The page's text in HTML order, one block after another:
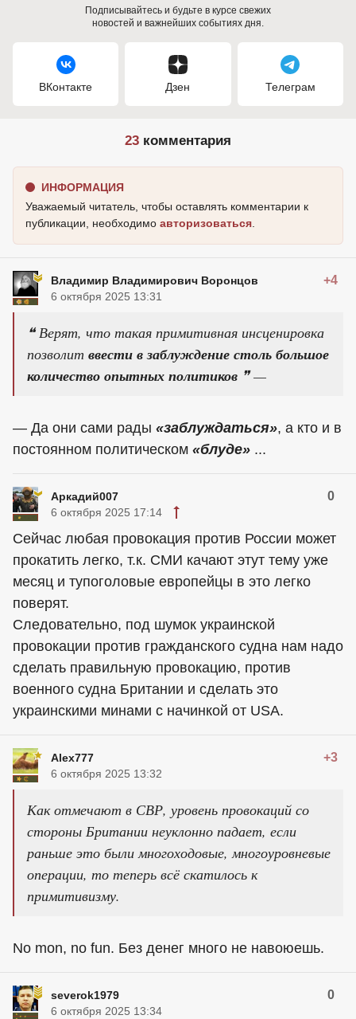
Подписывайтесь и будьте в курсе свежих
новостей и важнейших событиях дня.
ВКонтакте Дзен Телеграм
23 комментария
ИНФОРМАЦИЯ
Уважаемый читатель, чтобы оставлять комментарии к
публикации, необходимо авторизоваться
Владимир Владимирович Воронцов +4
6 октября 2025 13:31
❝ Верят, что такая примитивная инсценировка
позволит ввести в заблуждение столь большое
количество опытных политиков ❞ —
— Да они сами рады «заблуждаться», а кто и в
постоянном политическом «блуде» ...
Аркадий007 0
6 октября 2025 17:14
Сейчас любая провокация против России может
прокатить легко, т.к. СМИ качают этут тему уже
месяц и тупоголовые европейцы в это легко
поверят.
Следовательно, под шумок украинской
провокации против гражданского судна нам надо
сделать правильную провокацию, против
военного судна Британии и сделать это
украинскими минами с начинкой от USA.
Alex777 +3
6 октября 2025 13:32
Как отмечают в СВР, уровень провокаций со
стороны Британии неуклонно падает, если
раньше это были многоходовые, многоуровневые
операции, то теперь всё скатилось к
примитивизму.
No mon, no fun. Без денег много не навоюешь.
severok1979 0
6 октября 2025 13:34